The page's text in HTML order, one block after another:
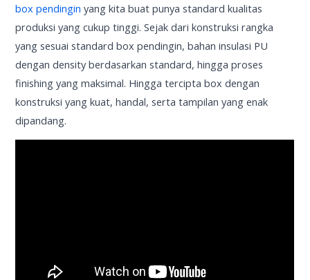
box pendingin yang kita buat punya standard kualitas
produksi yang cukup tinggi. Sejak dari konstruksi rangka
yang sesuai standard box pendingin, bahan insulasi PU
dengan density berdasarkan standard, hingga proses
finishing yang maksimal. Hingga tercipta box dengan
konstruksi yang kuat, handal, serta tampilan yang enak
dipandang.